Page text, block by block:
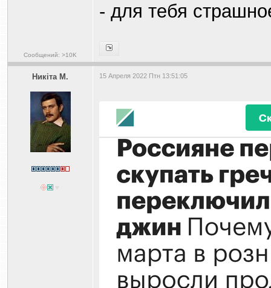
Сообщений: >10K
- для тебя
Никiта М. 15 Апреля 2022 Птн 13:51:05